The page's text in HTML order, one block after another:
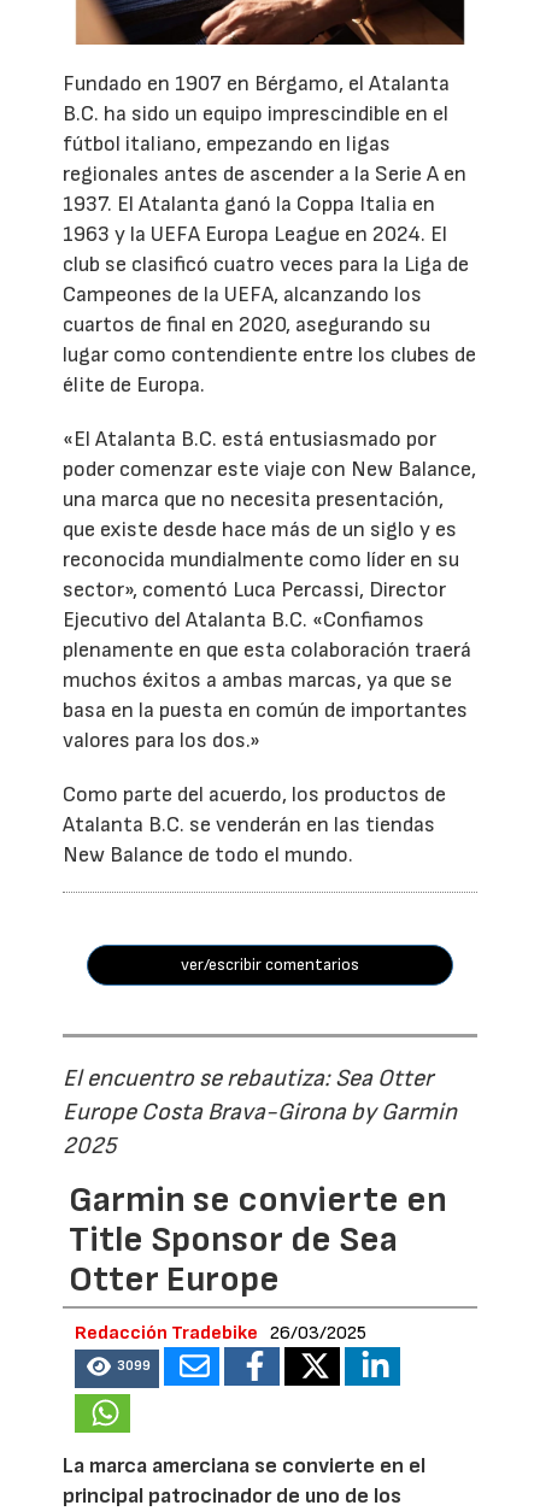
Fundado en 1907 en Bérgamo, el Atalanta
B.C. ha sido un equipo imprescindible en el
fútbol italiano, empezando en ligas
regionales antes de ascender a la Serie A en
1937. El Atalanta ganó la Coppa Italia en
1963 y la UEFA Europa League en 2024. El
club se clasificó cuatro veces para la Liga de
Campeones de la UEFA, alcanzando los
cuartos de final en 2020, asegurando su
lugar como contendiente entre los clubes de
élite de Europa.
«El Atalanta B.C. está entusiasmado por
poder comenzar este viaje con New Balance,
una marca que no necesita presentación,
que existe desde hace más de un siglo y es
reconocida mundialmente como líder en su
sector», comentó Luca Percassi, Director
Ejecutivo del Atalanta B.C. «Confiamos
plenamente en que esta colaboración traerá
muchos éxitos a ambas marcas, ya que se
basa en la puesta en común de importantes
valores para los dos.»
Como parte del acuerdo, los productos de
Atalanta B.C. se venderán en las tiendas
New Balance de todo el mundo.
ver/escribir comentarios
El encuentro se rebautiza: Sea Otter
Europe Costa Brava-Girona by Garmin
2025
Garmin se convierte en
Title Sponsor de Sea
Otter Europe
Redacción Tradebike 26/03/2025
3099
La marca amerciana se convierte en el
principal patrocinador de uno de los